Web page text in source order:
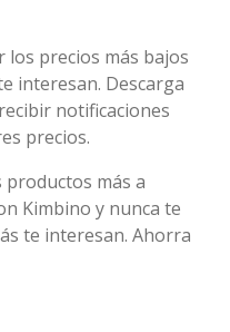
los precios más bajos
interesan. Descarga
notificaciones
precios.
productos más a
Kimbino y nunca te
te interesan. Ahorra